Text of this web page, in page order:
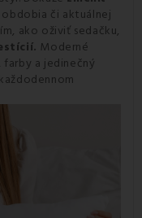
či aktuálnej
ako oživiť sedačku,
Moderné
a jedinečný